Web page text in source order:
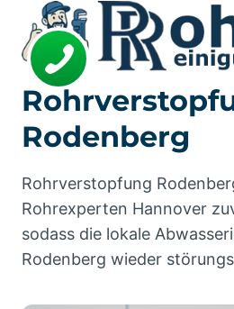
Inhalt
springen
Rodenberg
Rohrverstopfung
Rohrexperten Hannover
sodass die lokale
Rodenberg wieder